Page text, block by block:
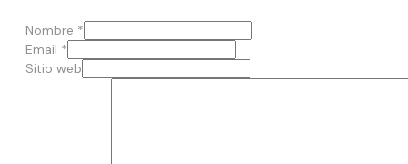
Nombre *
Email *
Sitio web